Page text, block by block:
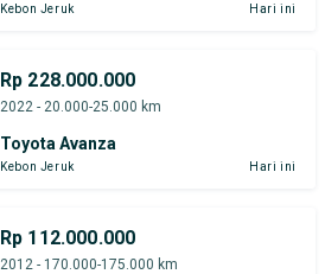
Kebon Jeruk Hari ini
Rp 228.000.000
2022 - 20.000-25.000 km
Toyota Avanza
Kebon Jeruk Hari ini
Rp 112.000.000
2012 - 170.000-175.000 km